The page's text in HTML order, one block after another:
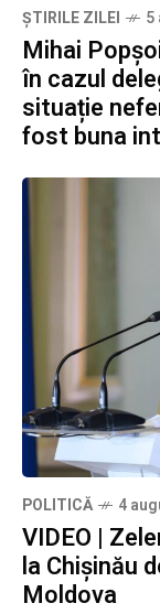
ȘTIRILE ZILEI 5
Mihai
în cazul
situație
fost buna
POLITICĂ 4
VIDEO |
la Chișinău
Moldova